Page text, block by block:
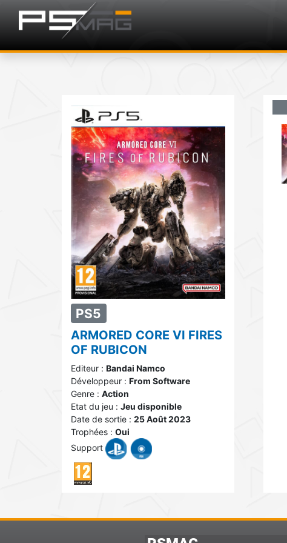
PS5
ARMORED CORE VI FIRES
OF RUBICON
Editeur : Bandai Namco
Développeur : From Software
Genre : Action
Etat du jeu : Jeu disponible
Date de sortie : 25 Août 2023
Trophées : Oui
Support